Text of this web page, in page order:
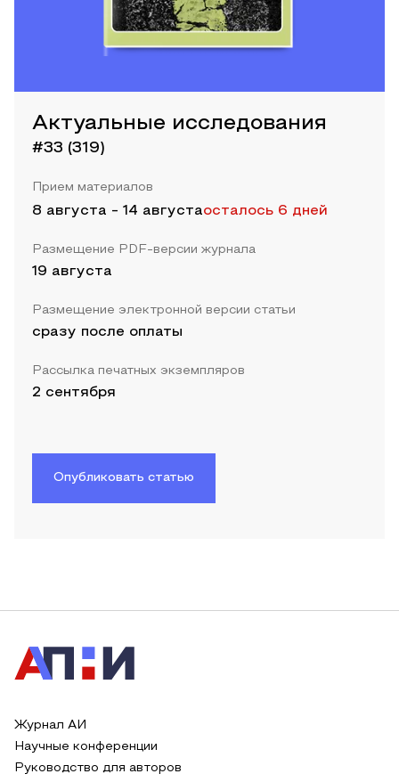
Актуальные исследования
#33 (319)
Прием материалов
8 августа - 14 августаосталось 6 дней
Размещение PDF-версии журнала
19 августа
Размещение электронной версии статьи
сразу после оплаты
Рассылка печатных экземпляров
2 сентября
Опубликовать статью
Журнал АИ
Научные конференции
Руководство для авторов